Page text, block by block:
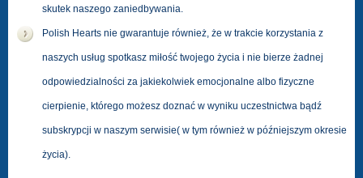
skutek naszego zaniedbywania.
Polish Hearts nie gwarantuje również, że w trakcie korzystania z
naszych usług spotkasz miłość twojego życia i nie bierze żadnej
odpowiedzialności za jakiekolwiek emocjonalne albo fizyczne
cierpienie, którego możesz doznać w wyniku uczestnictwa bądź
subskrypcji w naszym serwisie( w tym również w późniejszym okresie
życia).